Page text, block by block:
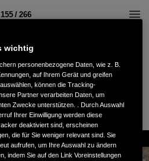
155 / 266
wichtig
personenbezogene Daten, wie z. B.
auf Ihrem Gerät und greifen
können die Tracking-
Partner verarbeiten Daten, um
Zwecke unterstützen. . Durch Auswahl
Ihrer Einwilligung werden diese
deaktiviert sind, erscheinen
die für Sie weniger relevant sind. Sie
aufrufen, um Ihre Auswahl zu ändern
indem Sie auf den Link Voreinstellungen